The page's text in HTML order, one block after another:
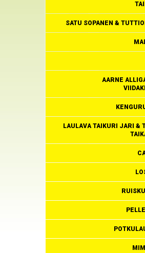
SATU SOPANEN &
AARNE
LAULAVA TAIKURI JARI &